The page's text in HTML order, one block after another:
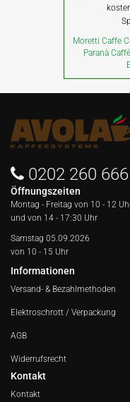
Moretti Caffe
Paranà
0202 260
Öffnungszeiten
Montag - Freitag von 10 - 12
und von 14 - 17:30 Uhr
Samstag 05.09.2026
von 10 - 15 Uhr
Informationen
Versand- & Bezahlmethoden
Elektroschrott / Verpackung
AGB
Widerrufsrecht
Kontakt
Kontakt